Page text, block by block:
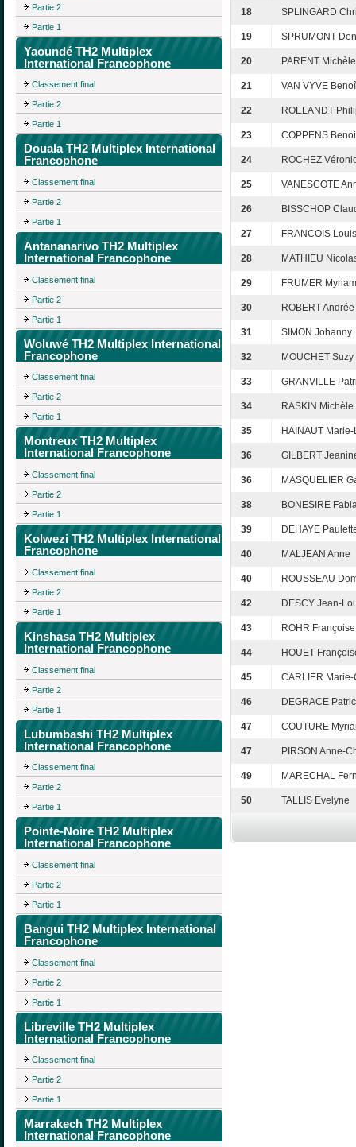
Partie 2
Partie 1
Yaoundé TH2 Multiplex
International Francophone
Classement final
Partie 2
Partie 1
Douala TH2 Multiplex International
Francophone
Classement final
Partie 2
Partie 1
Antananarivo TH2 Multiplex
International Francophone
Classement final
Partie 2
Partie 1
Woluwé TH2 Multiplex International
Francophone
Classement final
Partie 2
Partie 1
Montreux TH2 Multiplex
International Francophone
Classement final
Partie 2
Partie 1
Kolwezi TH2 Multiplex International
Francophone
Classement final
Partie 2
Partie 1
Kinshasa TH2 Multiplex
International Francophone
Classement final
Partie 2
Partie 1
Lubumbashi TH2 Multiplex
International Francophone
Classement final
Partie 2
Partie 1
Pointe-Noire TH2 Multiplex
International Francophone
Classement final
Partie 2
Partie 1
Bangui TH2 Multiplex International
Francophone
Classement final
Partie 2
Partie 1
Libreville TH2 Multiplex
International Francophone
Classement final
Partie 2
Partie 1
Marrakech TH2 Multiplex
International Francophone
18 SPLINGARD
19 SPRUMONT
20 PARENT Michèle
21 VAN VYVE
22 ROELANDT
23 COPPENS
24 ROCHEZ
25 VANESCOTE
26 BISSCHOP
27 FRANCOIS Louis
28 MATHIEU
29 FRUMER Myriam
30 ROBERT Andrée
31 SIMON Johanny
32 MOUCHET Suzy
33 GRANVILLE
34 RASKIN Michèle
35 HAINAUT
36 GILBERT
36 MASQUELIER
38 BONESIRE
39 DEHAYE
40 MALJEAN Anne
40 ROUSSEAU
42 DESCY Jean-
43 ROHR Françoise
44 HOUET
45 CARLIER Marie-
46 DEGRACE
47 COUTURE
47 PIRSON Anne-
49 MARECHAL
50 TALLIS Evelyne